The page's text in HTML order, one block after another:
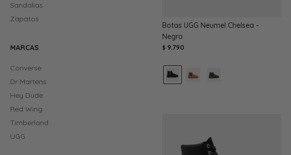
Botas UGG Neumel Chelsea -
Negro
$ 9.790
Sandalias
Zapatos
MARCAS
Converse
Dr Martens
Hey Dude
Red Wing
Timberland
UGG